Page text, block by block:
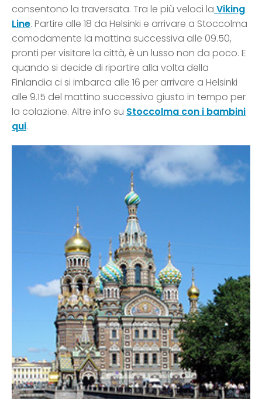
consentono la traversata. Tra le più veloci la Viking
Line. Partire alle 18 da Helsinki e arrivare a Stoccolma
comodamente la mattina successiva alle 09.50,
pronti per visitare la città, è un lusso non da poco. E
quando si decide di ripartire alla volta della
Finlandia ci si imbarca alle 16 per arrivare a Helsinki
alle 9.15 del mattino successivo giusto in tempo per
la colazione. Altre info su Stoccolma con i bambini
qui.